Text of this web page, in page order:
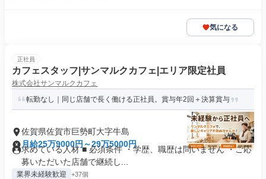
気になる
正社員
カフェスタッフ|サンマルクカフェ|エリア限定社員
株式会社サンマルクカフェ
転勤なし｜同じ店舗で長く働ける正社員。賞与年2回＋決算賞与
佐賀県佐賀市巨勢町大字牛島
月給25万9000円～29万5000円
求めている人材 ■ 必須条件 ・学歴、職歴は問いません ・ご応
募いただいた店舗で継続し...
業界未経験歓迎 +37個